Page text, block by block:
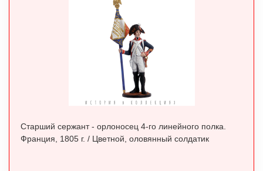
Старший сержант - орлоносец 4-го линейного полка.
Франция, 1805 г. / Цветной, оловянный солдатик